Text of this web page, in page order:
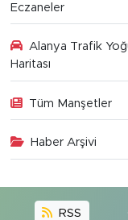
Eczaneler
Alanya Trafik
Haritası
Tüm Manşetler
Haber Arşivi
RSS